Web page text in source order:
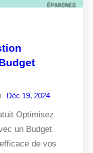
Déc 19, 2024
Optimisez
un Budget
de vos